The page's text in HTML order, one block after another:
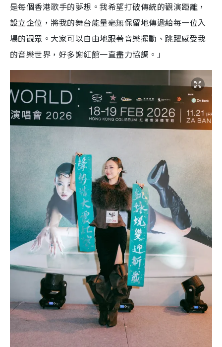
是每個香港歌手的夢想。我希望打破傳統的觀演距離，
設立企位，將我的舞台能量毫無保留地傳遞給每一位入
場的觀眾。大家可以自由地跟著音樂擺動、跳躍感受我
的音樂世界，好多謝紅館一直盡力協調。」